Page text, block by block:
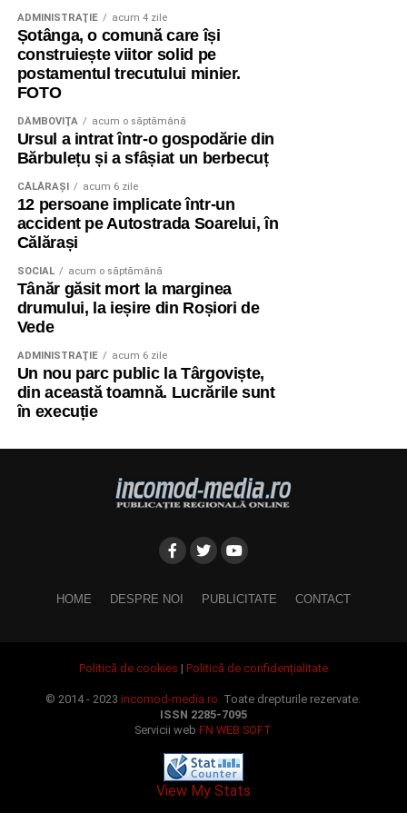
ADMINISTRAŢIE acum 4 zile
Șotânga, o comună care își
construiește viitor solid pe
postamentul trecutului minier.
FOTO
DÂMBOVIŢA acum o săptămână
Ursul a intrat într-o gospodărie din
Bărbulețu și a sfâșiat un berbecuț
CĂLĂRAŞI acum 6 zile
12 persoane implicate într-un
accident pe Autostrada Soarelui, în
Călărași
SOCIAL acum o săptămână
Tânăr găsit mort la marginea
drumului, la ieșire din Roșiori de
Vede
ADMINISTRAŢIE acum 6 zile
Un nou parc public la Târgoviște,
din această toamnă. Lucrările sunt
în execuție
HOME DESPRE NOI PUBLICITATE CONTACT
Politică de cookies | Politică de confidențialitate
© 2014 - 2023incomod-media.ro. Toate drepturile rezervate.
ISSN 2285-7095
Servicii webFN WEB SOFT
View My Stats